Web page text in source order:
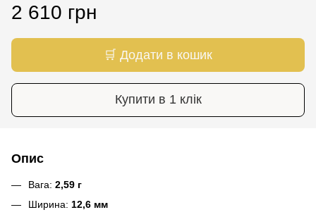
2 610 грн
🛒 Додати в кошик
Купити в 1 клік
Опис
Вага: 2,59 г
Ширина: 12,6 мм